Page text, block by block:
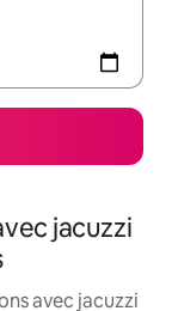
jacuzzi
avec jacuzzi